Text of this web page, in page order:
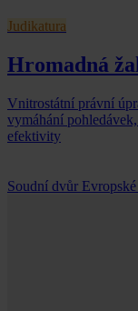
Judikatura
Hromadná
Vnitrostátní právní
vymáhání
efektivity
Soudní dvůr